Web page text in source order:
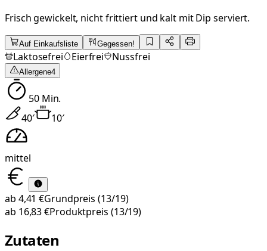
Frisch gewickelt, nicht frittiert und kalt mit Dip serviert.
Auf Einkaufsliste Gegessen!
Laktosefrei Eierfrei Nussfrei
Allergene4
50Min.
40′ 10′
mittel
ab 4,41 €Grundpreis (13/19)
ab 16,83 €Produktpreis (13/19)
Zutaten